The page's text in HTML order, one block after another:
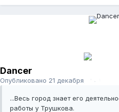
Dancer
Опубликовано 21 декабря, 2011
...Весь город знает его
работы у Трушкова.